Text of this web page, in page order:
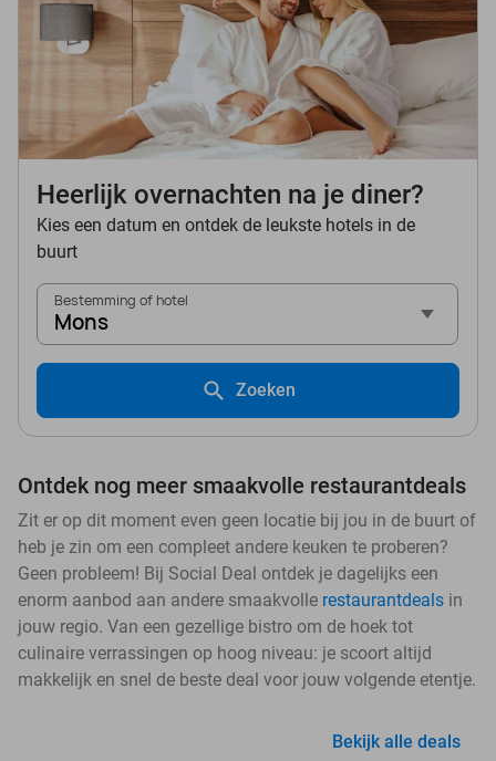
Heerlijk overnachten na je diner?
Kies een datum en ontdek de leukste hotels in de
buurt
Bestemming of hotel
Mons
Zoeken
Ontdek nog meer smaakvolle restaurantdeals
Zit er op dit moment even geen locatie bij jou in de buurt of
heb je zin om een compleet andere keuken te proberen?
Geen probleem! Bij Social Deal ontdek je dagelijks een
enorm aanbod aan andere smaakvolle restaurantdeals in
jouw regio. Van een gezellige bistro om de hoek tot
culinaire verrassingen op hoog niveau: je scoort altijd
makkelijk en snel de beste deal voor jouw volgende etentje.
Bekijk alle deals